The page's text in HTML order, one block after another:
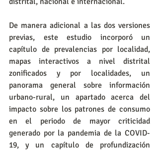
De manera adicional a las dos versiones
previas, este estudio incorporó un
capítulo de prevalencias por localidad,
mapas interactivos a nivel distrital
zonificados y por localidades, un
panorama general sobre información
urbano-rural, un apartado acerca del
impacto sobre los patrones de consumo
en el periodo de mayor criticidad
generado por la pandemia de la COVID-
19, y un capítulo de profundización